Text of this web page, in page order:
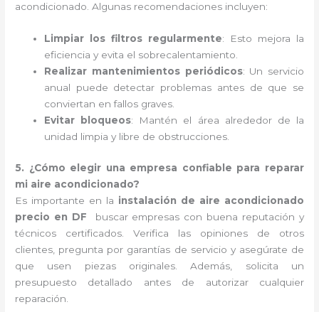
acondicionado. Algunas recomendaciones incluyen:
Limpiar los filtros regularmente: Esto mejora la
eficiencia y evita el sobrecalentamiento.
Realizar mantenimientos periódicos: Un servicio
anual puede detectar problemas antes de que se
conviertan en fallos graves.
Evitar bloqueos: Mantén el área alrededor de la
unidad limpia y libre de obstrucciones.
5. ¿Cómo elegir una empresa confiable para reparar
mi aire acondicionado?
Es importante en la instalación de aire acondicionado
precio en DF
buscar empresas con buena reputación y
técnicos certificados. Verifica las opiniones de otros
clientes, pregunta por garantías de servicio y asegúrate de
que usen piezas originales. Además, solicita un
presupuesto detallado antes de autorizar cualquier
reparación.